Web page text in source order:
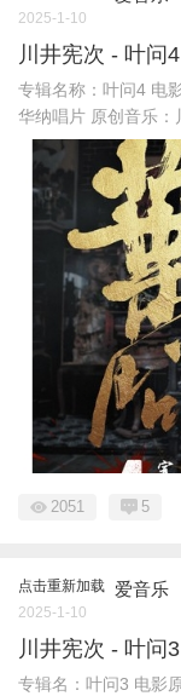
2025-1-10
川井宪次 - 叶问
专辑名称：叶问4 电
华纳唱片 原创音乐：
2051 5
点击重新加载 爱音乐
2025-1-10
川井宪次 - 叶问
专辑名：叶问3 电影